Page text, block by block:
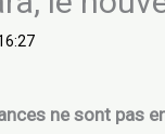
ne sont pas